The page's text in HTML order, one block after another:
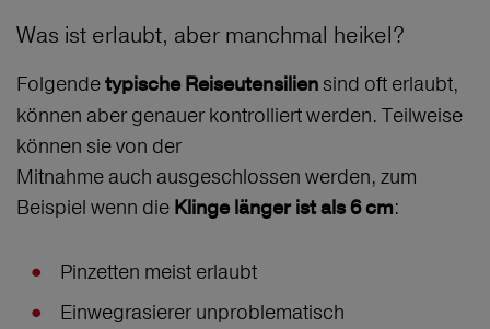
Was ist erlaubt, aber manchmal heikel?
Folgendetypische Reiseutensilien sind oft erlaubt,
können aber genauer kontrolliert werden. Teilweise
können sie von der
Mitnahme auch ausgeschlossen werden, zum
Beispiel wenn die Klinge länger ist als 6 cm:
Pinzetten meist erlaubt
Einwegrasierer unproblematisch